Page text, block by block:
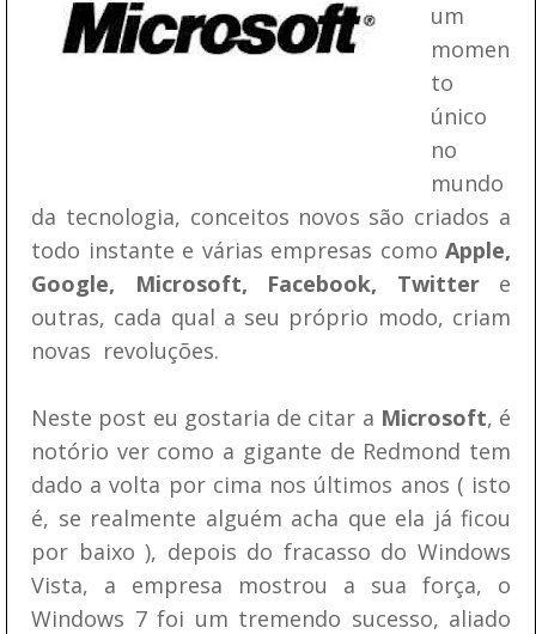
um
momen
to
único
no
mundo
da tecnologia, conceitos novos são criados a
todo instante e várias empresas como Apple,
Google, Microsoft, Facebook, Twittere
outras, cada qual a seu próprio modo, criam
novas revoluções.
Neste post eu gostaria de citar a Microsoft, é
notório ver como a gigante de Redmond tem
dado a volta por cima nos últimos anos ( isto
é, se realmente alguém acha que ela já ficou
por baixo ), depois do fracasso do Windows
Vista, a empresa mostrou a sua força, o
Windows 7 foi um tremendo sucesso, aliado